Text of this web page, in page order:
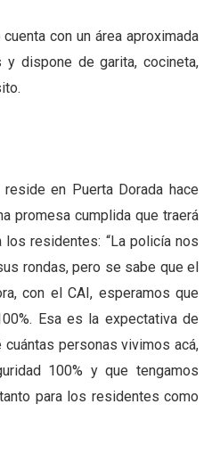
con un área aproximada
dispone de garita, cocineta,
en Puerta Dorada hace
promesa cumplida que traerá
los residentes: “La policía nos
rondas, pero se sabe que el
con el CAI, esperamos que
Esa es la expectativa de
personas vivimos acá,
100% y que tengamos
para los residentes como